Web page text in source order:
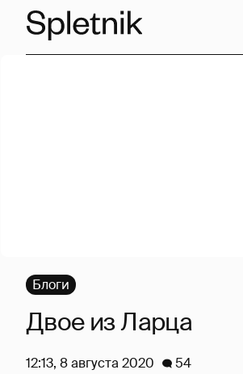
Блоги
Двое из Ларца
12:13, 8 августа 2020
54